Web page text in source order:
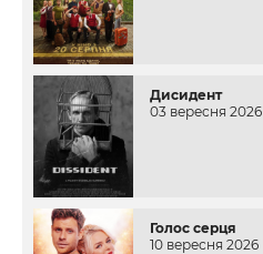
Дисидент
03 вересня 2026
Голос серця
10 вересня 2026